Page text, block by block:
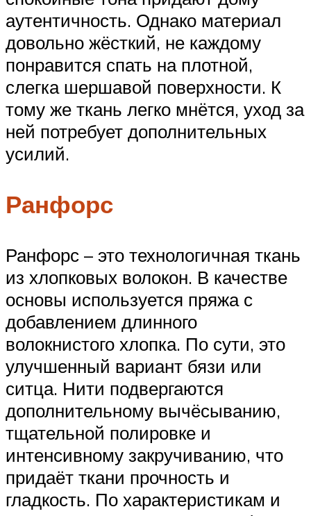
аутентичность. Однако материал
довольно жёсткий, не каждому
понравится спать на плотной,
слегка шершавой поверхности. К
тому же ткань легко мнётся, уход за
ней потребует дополнительных
усилий.
Ранфорс
Ранфорс – это технологичная ткань
из хлопковых волокон. В качестве
основы используется пряжа с
добавлением длинного
волокнистого хлопка. По сути, это
улучшенный вариант бязи или
ситца. Нити подвергаются
дополнительному вычёсыванию,
тщательной полировке и
интенсивному закручиванию, что
придаёт ткани прочность и
гладкость. По характеристикам и